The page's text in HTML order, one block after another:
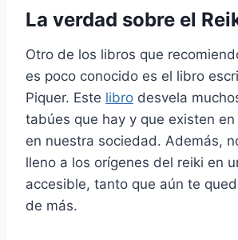
La verdad sobre el
Otro de los libros que
es poco conocido es el libro
Piquer. Este libro desvela
tabúes que hay y que existen
en nuestra sociedad. Además,
lleno a los orígenes del reiki en
accesible, tanto que aún te
de más.